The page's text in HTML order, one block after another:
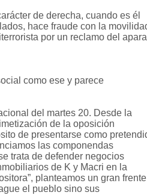
de derecha, cuando es él
hace fraude con la
por un reclamo del
como ese y parece
del martes 20. Desde la
de la oposición
de presentarse como
las componendas
trata de defender negocios
de K y Macri en la
planteamos un gran
el pueblo sino sus